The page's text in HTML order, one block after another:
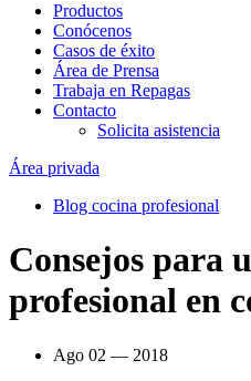
Productos
Conócenos
Casos de éxito
Área de Prensa
Trabaja en Repagas
Contacto
Solicita asistencia
Área privada
Blog cocina profesional
Consejos para
profesional en
Ago 02 — 2018